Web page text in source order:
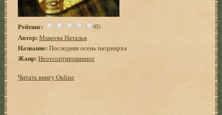
Рейтинг: (0)
Автор: Макеева Наталья
Название: Последняя осень патpиаpха
Жанр: Неотсортированное
Читать книгу Online